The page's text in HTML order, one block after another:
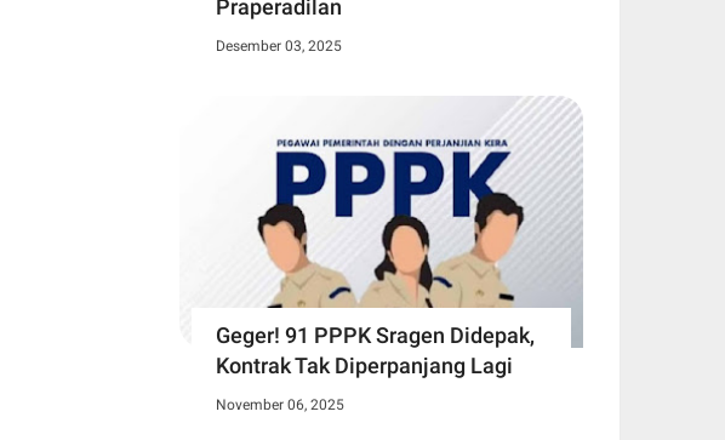
Praperadilan
Desember 03, 2025
Geger! 91 PPPK Sragen Didepak,
Kontrak Tak Diperpanjang Lagi
November 06, 2025